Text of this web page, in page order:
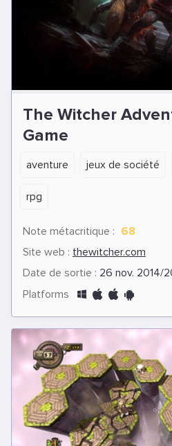
The Witcher
Game
aventure jeux de société
rpg
Note métacritique : 68
Site web : thewitcher.com
Date de sortie : 26 nov. 2014/
Platforms